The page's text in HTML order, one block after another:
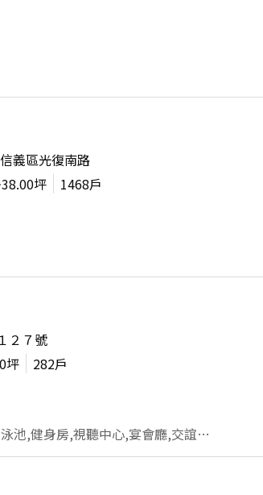
義區光復南路
坪 1468戶
２７號
坪 282戶
公設參考：SPA,花園,室內泳池,健身房,視聽中心,宴會廳,交誼廳,會議室,桌球室,宴會廳兼KTV